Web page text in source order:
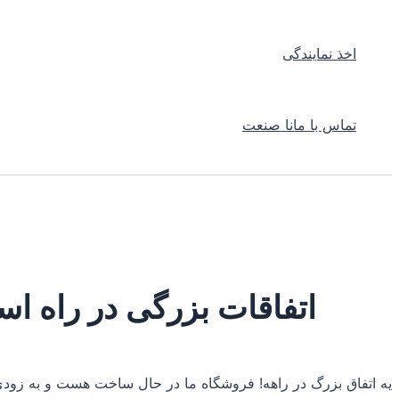
اخذ نمایندگی
تماس با مانا صنعت
اتفاقات بزرگی در راه
یه اتفاق بزرگ در راهه! فروشگاه ما در حال ساخت هست و به